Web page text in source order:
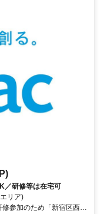
／研修等は在宅可
リア)
参加のため「新宿区西新